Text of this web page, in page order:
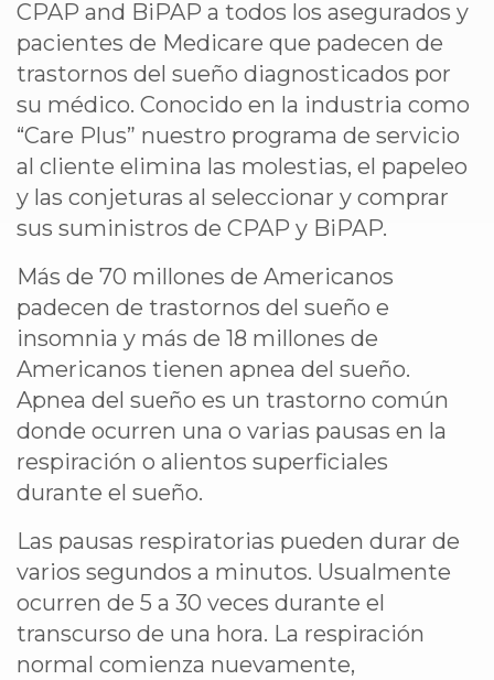
CPAP and BiPAP a todos los asegurados y
pacientes de Medicare que padecen de
trastornos del sueño diagnosticados por
su médico. Conocido en la industria como
“Care Plus” nuestro programa de servicio
al cliente elimina las molestias, el papeleo
y las conjeturas al seleccionar y comprar
sus suministros de CPAP y BiPAP.
Más de 70 millones de Americanos
padecen de trastornos del sueño e
insomnia y más de 18 millones de
Americanos tienen apnea del sueño.
Apnea del sueño es un trastorno común
donde ocurren una o varias pausas en la
respiración o alientos superficiales
durante el sueño.
Las pausas respiratorias pueden durar de
varios segundos a minutos. Usualmente
ocurren de 5 a 30 veces durante el
transcurso de una hora. La respiración
normal comienza nuevamente,